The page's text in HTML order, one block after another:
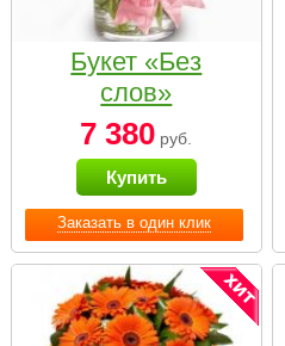
Заказать в один клик
Букет «Без
слов»
7 380 руб.
Купить